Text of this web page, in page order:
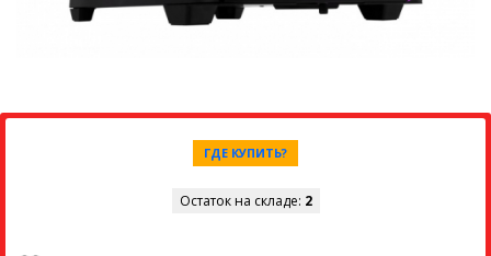
ГДЕ КУПИТЬ?
Остаток на складе: 2